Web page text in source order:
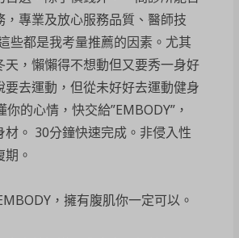
，專業及放心服務品質、醫師技
些都是我考量推薦的因素。尤其
天，懶懶得不想動但又要秀一身好
要去運動，但從未好好去運動健身
的心情，快交給”EMBODY”，
材。 30分鐘快速完成。非侵入性
。
，擁有腹肌你一定可以。